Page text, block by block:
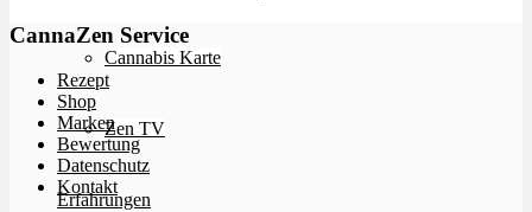
Cannabis Karte
Zen TV
Erfahrungen
CannaZen Service
Rezept
Shop
Marken
Bewertung
Datenschutz
Kontakt